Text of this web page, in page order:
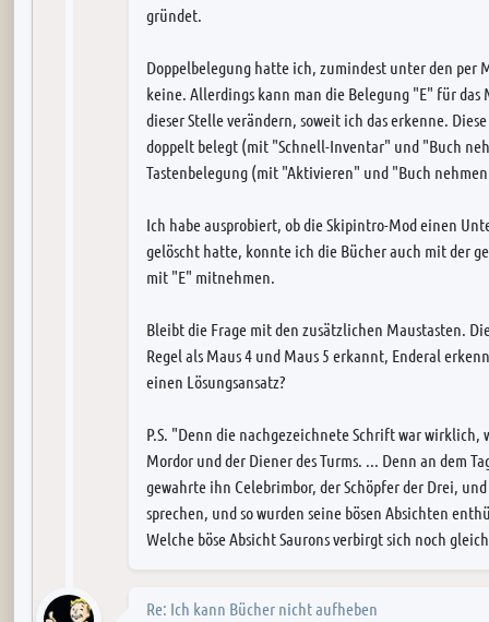
gründet.
Doppelbelegung hatte ich, zumindest unter den per
keine. Allerdings kann man die Belegung "E" für
dieser Stelle verändern, soweit ich das erkenne.
doppelt belegt (mit "Schnell-Inventar" und "Buch
Tastenbelegung (mit "Aktivieren" und "Buch
Ich habe ausprobiert, ob die Skipintro-Mod einen
gelöscht hatte, konnte ich die Bücher auch mit der
mit "E" mitnehmen.
Bleibt die Frage mit den zusätzlichen Maustasten.
Regel als Maus 4 und Maus 5 erkannt, Enderal
einen Lösungsansatz?
P.S. "Denn die nachgezeichnete Schrift war
Mordor und der Diener des Turms. ... Denn an dem
gewahrte ihn Celebrimbor, der Schöpfer der Drei,
sprechen, und so wurden seine bösen Absichten
Welche böse Absicht Saurons verbirgt sich noch
Re: Ich kann Bücher nicht aufheben